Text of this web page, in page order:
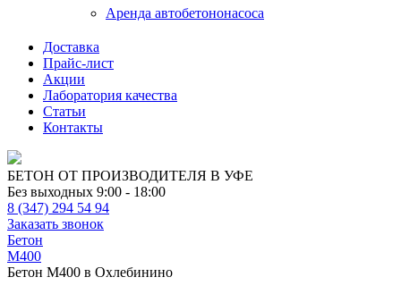
Аренда автобетононасоса
Доставка
Прайс-лист
Акции
Лаборатория качества
Статьи
Контакты
БЕТОН ОТ ПРОИЗВОДИТЕЛЯ В УФЕ
Без выходных 9:00 - 18:00
8 (347) 294 54 94
Заказать звонок
Бетон
М400
Бетон М400 в Охлебинино